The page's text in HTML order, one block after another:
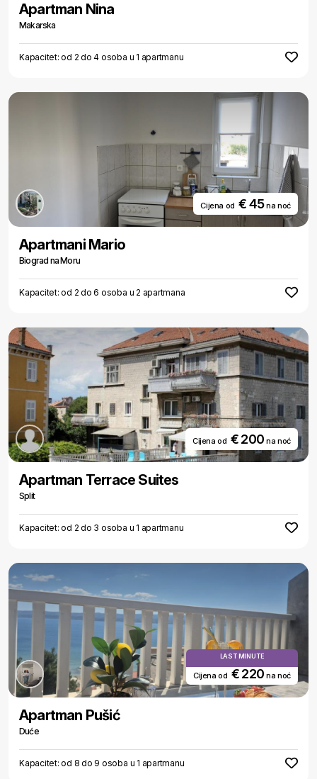
Apartman Nina
Makarska
Kapacitet: od 2 do 4 osoba u 1 apartmanu
Cijena od € 45na noć
Apartmani Mario
Biograd na Moru
Kapacitet: od 2 do 6 osoba u 2 apartmana
Cijena od € 200na noć
Apartman Terrace Suites
Split
Kapacitet: od 2 do 3 osoba u 1 apartmanu
LAST MINUTE
Cijena od € 220na noć
Apartman Pušić
Duće
Kapacitet: od 8 do 9 osoba u 1 apartmanu